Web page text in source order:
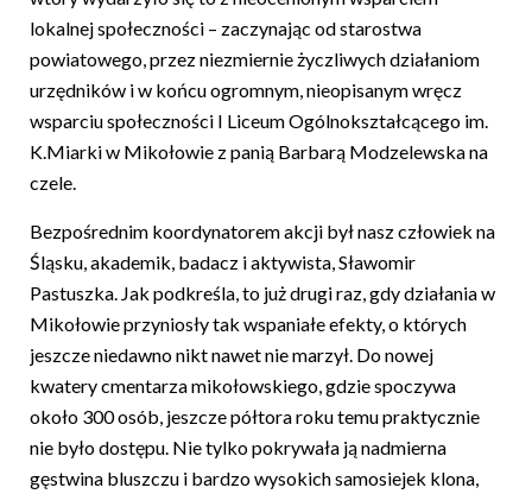
lokalnej społeczności – zaczynając od starostwa
powiatowego, przez niezmiernie życzliwych działaniom
urzędników i w końcu ogromnym, nieopisanym wręcz
wsparciu społeczności I Liceum Ogólnokształcącego im.
K.Miarki w Mikołowie z panią Barbarą Modzelewska na
czele.
Bezpośrednim koordynatorem akcji był nasz człowiek na
Śląsku, akademik, badacz i aktywista, Sławomir
Pastuszka. Jak podkreśla, to już drugi raz, gdy działania w
Mikołowie przyniosły tak wspaniałe efekty, o których
jeszcze niedawno nikt nawet nie marzył. Do nowej
kwatery cmentarza mikołowskiego, gdzie spoczywa
około 300 osób, jeszcze półtora roku temu praktycznie
nie było dostępu. Nie tylko pokrywała ją nadmierna
gęstwina bluszczu i bardzo wysokich samosiejek klona,